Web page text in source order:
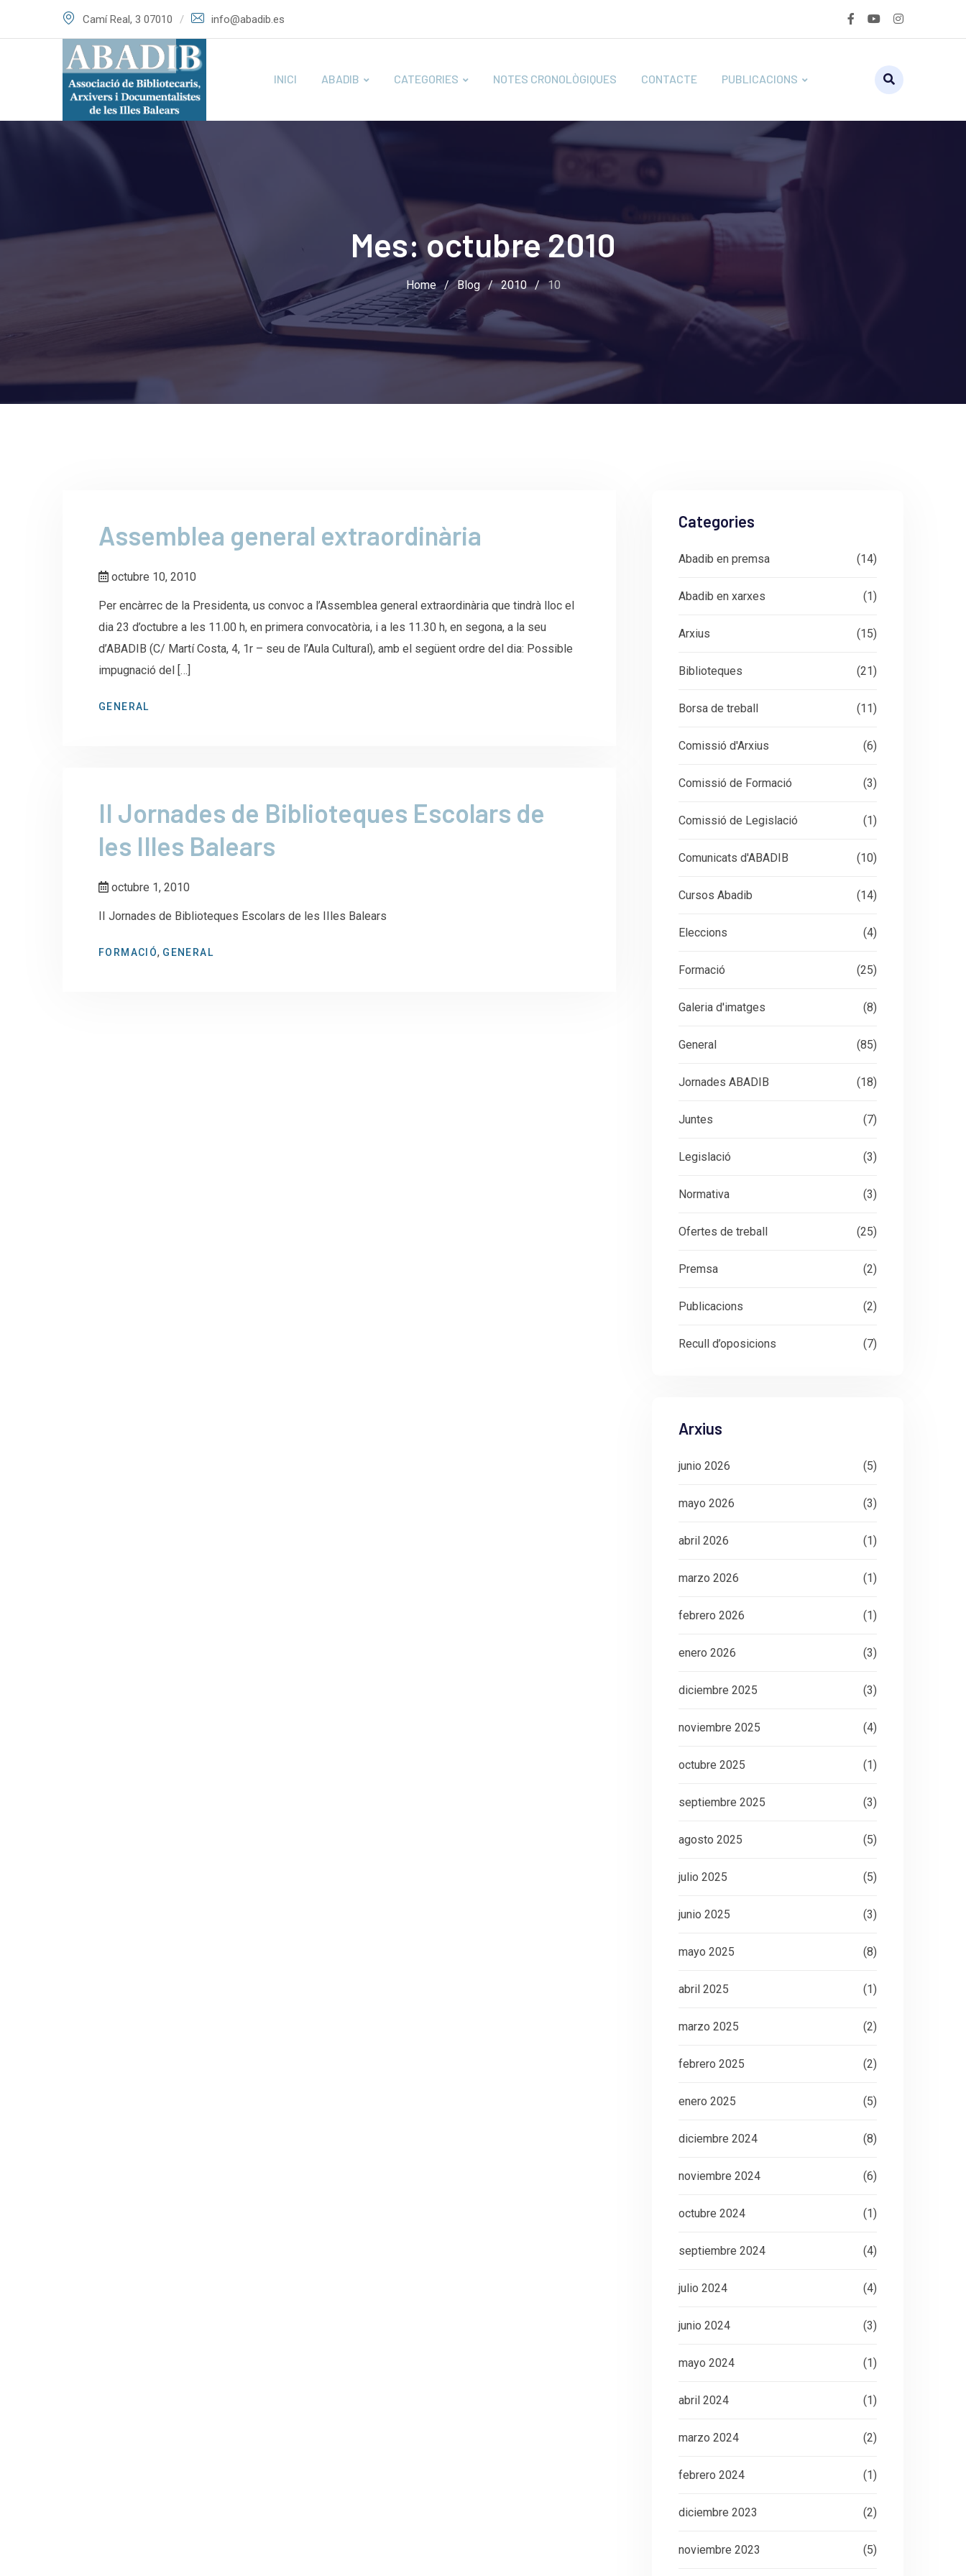
Camí Real, 3 07010 info@abadib.es
INICI ABADIB CATEGORIES NOTES CRONOLÒGIQUES CONTACTE PUBLICACIONS
Mes:octubre 2010
Home / Blog / 2010 / 10
Assemblea general extraordinària
octubre 10, 2010
Per encàrrec de la Presidenta, us convoc a l’Assemblea general extraordinària que tindrà lloc el
dia 23 d’octubre a les 11.00 h, en primera convocatòria, i a les 11.30 h, en segona, a la seu
d’ABADIB (C/ Martí Costa, 4, 1r – seu de l’Aula Cultural), amb el següent ordre del dia: Possible
impugnació del […]
GENERAL
II Jornades de Biblioteques Escolars de
les IIles Balears
octubre 1, 2010
II Jornades de Biblioteques Escolars de les IIles Balears
FORMACIÓ, GENERAL
Categories
Abadib en premsa (14)
Abadib en xarxes (1)
Arxius (15)
Biblioteques (21)
Borsa de treball (11)
Comissió d'Arxius (6)
Comissió de Formació (3)
Comissió de Legislació (1)
Comunicats d'ABADIB (10)
Cursos Abadib (14)
Eleccions (4)
Formació (25)
Galeria d'imatges (8)
General (85)
Jornades ABADIB (18)
Juntes (7)
Legislació (3)
Normativa (3)
Ofertes de treball (25)
Premsa (2)
Publicacions (2)
Recull d’oposicions (7)
Arxius
junio 2026 (5)
mayo 2026 (3)
abril 2026 (1)
marzo 2026 (1)
febrero 2026 (1)
enero 2026 (3)
diciembre 2025 (3)
noviembre 2025 (4)
octubre 2025 (1)
septiembre 2025 (3)
agosto 2025 (5)
julio 2025 (5)
junio 2025 (3)
mayo 2025 (8)
abril 2025 (1)
marzo 2025 (2)
febrero 2025 (2)
enero 2025 (5)
diciembre 2024 (8)
noviembre 2024 (6)
octubre 2024 (1)
septiembre 2024 (4)
julio 2024 (4)
junio 2024 (3)
mayo 2024 (1)
abril 2024 (1)
marzo 2024 (2)
febrero 2024 (1)
diciembre 2023 (2)
noviembre 2023 (5)